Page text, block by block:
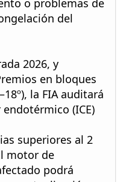
del
2026, y
en bloques
la FIA auditará
(ICE)
superiores al 2
motor de
podrá